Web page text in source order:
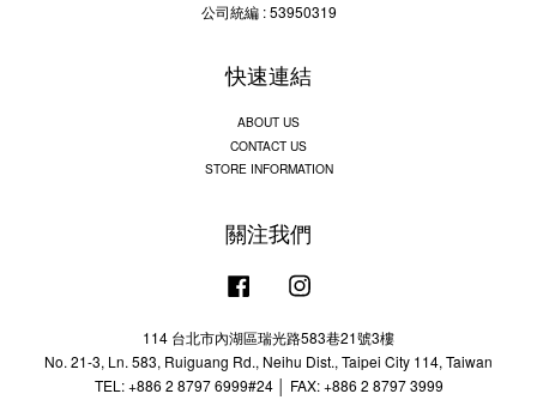
公司統編 : 53950319
快速連結
ABOUT US
CONTACT US
STORE INFORMATION
關注我們
Facebook
114 台北市內湖區瑞光路583巷21號3樓
No. 21-3, Ln. 583, Ruiguang Rd., Neihu Dist., Taipei City 114, Taiwan
TEL: +886 2 8797 6999#24 │ FAX: +886 2 8797 3999